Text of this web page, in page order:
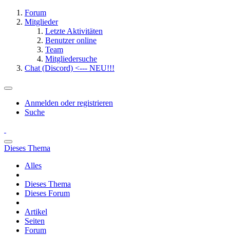
Forum
Mitglieder
Letzte Aktivitäten
Benutzer online
Team
Mitgliedersuche
Chat (Discord) <--- NEU!!!
Anmelden oder registrieren
Suche
Dieses Thema
Alles
Dieses Thema
Dieses Forum
Artikel
Seiten
Forum